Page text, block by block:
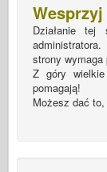
Działanie tej
strony wymaga
Z góry
pomagają!
Możesz dać